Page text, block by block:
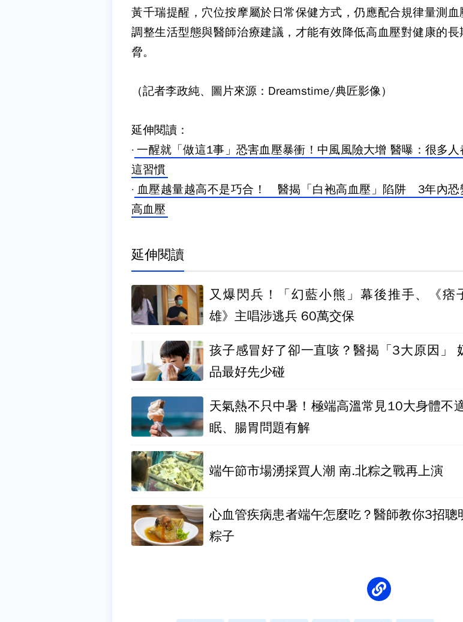
黃千瑞提醒，穴位按摩屬於日常保健方式，仍應配合規律量測血
調整生活型態與醫師治療建議，才能有效降低高血壓對健康的長
脅。
（記者李政純、圖片來源：Dreamstime/典匠影像）
延伸閱讀：
· 一醒就「做這1事」恐害血壓暴衝！中風風險大增 醫曝：很多人
這習慣
· 血壓越量越高不是巧合！ 醫揭「白袍高血壓」陷阱 3年內恐
高血壓
延伸閱讀
又爆閃兵！「幻藍小熊」幕後推手、《痞
雄》主唱涉逃兵 60萬交保
孩子感冒好了卻一直咳？醫揭「3大原因」
品最好先少碰
天氣熱不只中暑！極端高溫常見10大身體不
眠、腸胃問題有解
端午節市場湧採買人潮 南.北粽之戰再上演
心血管疾病患者端午怎麼吃？醫師教你3招聰
粽子